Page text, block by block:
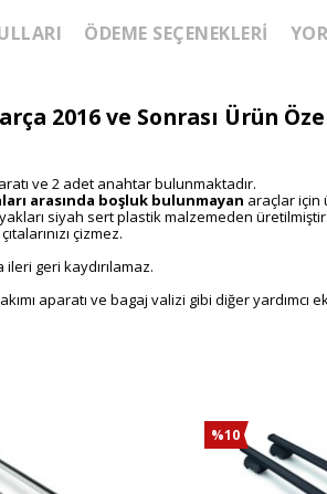
ÖDEME SEÇENEKLERI
2016 ve Sonrası Ürün
ve 2 adet anahtar bulunmaktadır.
arasında boşluk bulunmayan araçlar için
siyah sert plastik malzemeden üretilmiştir.
çizmez.
geri kaydırılamaz.
aparatı ve bagaj valizi gibi diğer
%10